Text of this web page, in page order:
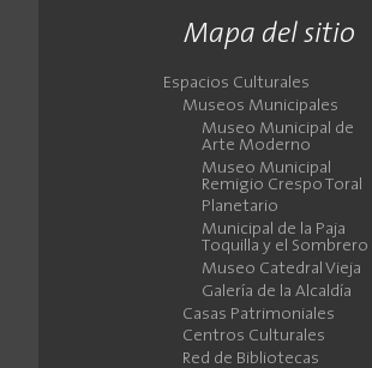
Mapa del sitio
Espacios Culturales
Museos Municipales
Museo Municipal de
Arte Moderno
Museo Municipal
Remigio Crespo Toral
Planetario
Municipal de la Paja
Toquilla y el Sombrero
Museo Catedral Vieja
Galería de la Alcaldía
Casas Patrimoniales
Centros Culturales
Red de Bibliotecas